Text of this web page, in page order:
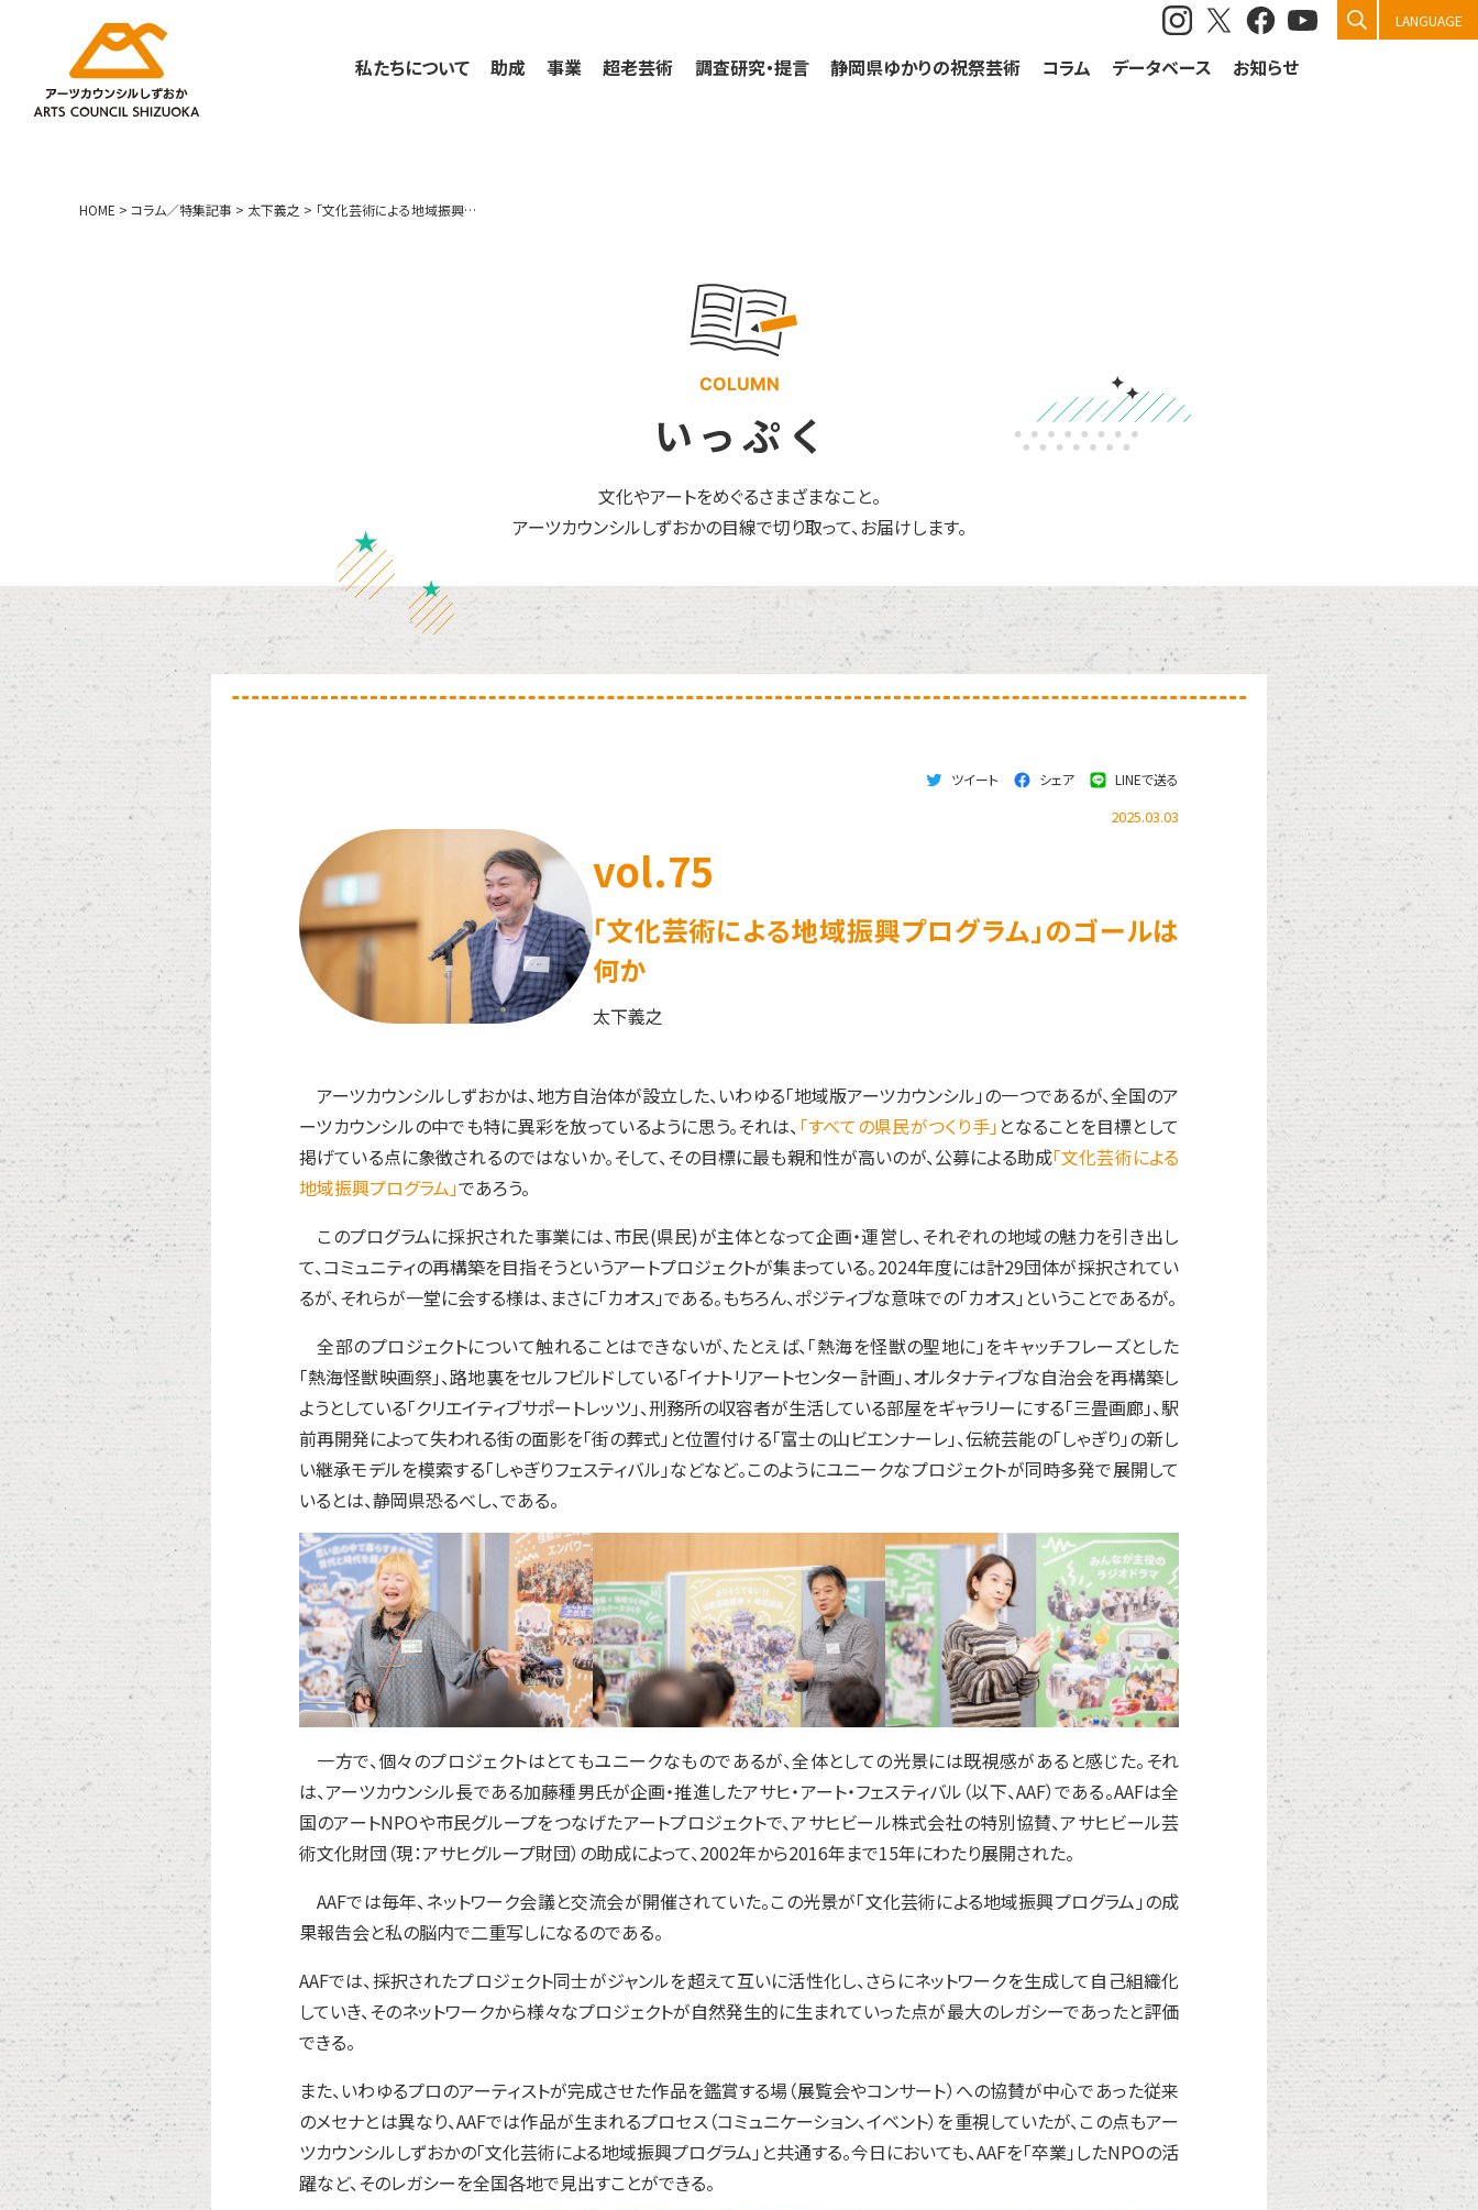
検索
私たちについて
助成 事業 超老芸術 調査研究・提言 静岡県ゆかりの祝祭芸術 コラム データベース お知らせ
LANGUAGE
HOME > コラム／特集記事 > 太下義之 > 「文化芸術による地域振興プログラム」のゴールは何か
COLUMN
いっぷく
文化やアートをめぐるさまざまなこと。
アーツカウンシルしずおかの目線で切り取って、お届けします。
ツイート シェア LINEで送る
2025.03.03
vol.75
「文化芸術による地域振興プログラム」のゴールは
何か
太下義之
アーツカウンシルしずおかは、地方自治体が設立した、いわゆる「地域版アーツカウンシル」の一つであるが、全国のア
ーツカウンシルの中でも特に異彩を放っているように思う。それは、 「すべての県民がつくり手」 となることを目標として
掲げている点に象徴されるのではないか。そして、その目標に最も親和性が高いのが、公募による助成「文化芸術による
地域振興プログラム」であろう。
このプログラムに採択された事業には、市民(県民)が主体となって企画・運営し、それぞれの地域の魅力を引き出し
て、コミュニティの再構築を目指そうというアートプロジェクトが集まっている。2024年度には計29団体が採択されてい
るが、それらが一堂に会する様は、まさに「カオス」である。もちろん、ポジティブな意味での「カオス」ということであるが。
全部のプロジェクトについて触れることはできないが、たとえば、「熱海を怪獣の聖地に」をキャッチフレーズとした
「熱海怪獣映画祭」、路地裏をセルフビルドしている「イナトリアートセンター計画」、オルタナティブな自治会を再構築し
ようとしている「クリエイティブサポートレッツ」、刑務所の収容者が生活している部屋をギャラリーにする「三畳画廊」、駅
前再開発によって失われる街の面影を「街の葬式」と位置付ける「富士の山ビエンナーレ」、伝統芸能の「しゃぎり」の新し
い継承モデルを模索する「しゃぎりフェスティバル」などなど。このようにユニークなプロジェクトが同時多発で展開して
いるとは、静岡県恐るべし、である。
一方で、個々のプロジェクトはとてもユニークなものであるが、全体としての光景には既視感があると感じた。それ
は、アーツカウンシル長である加藤種男氏が企画・推進したアサヒ・アート・フェスティバル（以下、AAF）である。AAFは全
国のアートNPOや市民グループをつなげたアートプロジェクトで、アサヒビール株式会社の特別協賛、アサヒビール芸
術文化財団（現：アサヒグループ財団）の助成によって、2002年から2016年まで15年にわたり展開された。
AAFでは毎年、ネットワーク会議と交流会が開催されていた。この光景が「文化芸術による地域振興プログラム」の成
果報告会と私の脳内で二重写しになるのである。
AAFでは、採択されたプロジェクト同士がジャンルを超えて互いに活性化し、さらにネットワークを生成して自己組織化
していき、そのネットワークから様々なプロジェクトが自然発生的に生まれていった点が最大のレガシーであったと評価
できる。
また、いわゆるプロのアーティストが完成させた作品を鑑賞する場（展覧会やコンサート）への協賛が中心であった従来
のメセナとは異なり、AAFでは作品が生まれるプロセス（コミュニケーション、イベント）を重視していたが、この点もアー
ツカウンシルしずおかの「文化芸術による地域振興プログラム」と共通する。今日においても、AAFを「卒業」したNPOの活
躍など、そのレガシーを全国各地で見出すことができる。